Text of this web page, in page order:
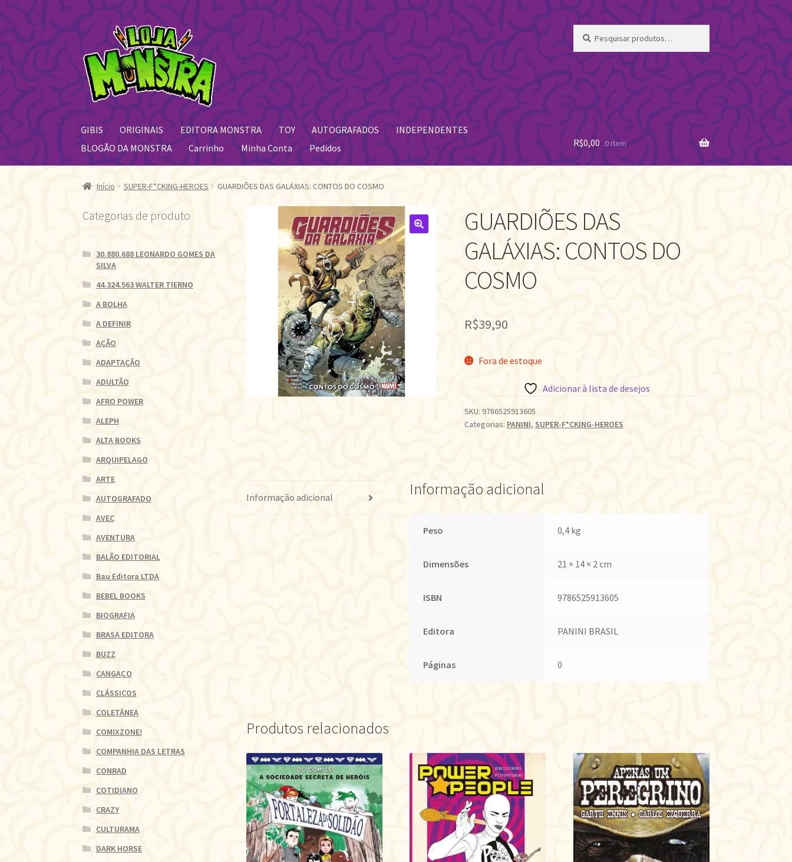
Pular
para
navegação
Pular
para
o
conteúdo
por:
GIBIS ORIGINAIS EDITORA MONSTRA TOY AUTOGRAFADOS
INDEPENDENTES
BLOGÃO DA MONSTRA
Carrinho Minha Conta Pedidos R$0,00 0 item
Início SUPER-F*CKING-HEROES GUARDIÕES DAS GALÁXIAS: CONTOS DO COSMO
GUARDIÕES DAS
GALÁXIAS: CONTOS DO
COSMO
R$39,90
Fora de estoque
Adicionar à lista de desejos
SKU: 9786525913605
Categorias: PANINI, SUPER-F*CKING-HEROES
Informação adicional Informação adicional
Peso 0,4 kg
Dimensões 21 × 14 × 2 cm
ISBN 9786525913605
Editora PANINI BRASIL
Páginas 0
Produtos relacionados
Categorias de produto
30.880.688 LEONARDO GOMES DA
SILVA
44.324.563 WALTER TIERNO
A BOLHA
A DEFINIR
AÇÃO
ADAPTAÇÃO
ADULTÃO
AFRO POWER
ALEPH
ALTA BOOKS
ARQUIPELAGO
ARTE
AUTOGRAFADO
AVEC
AVENTURA
BALÃO EDITORIAL
Bau Editora LTDA
BEBEL BOOKS
BIOGRAFIA
BRASA EDITORA
BUZZ
CANGAÇO
CLÁSSICOS
COLETÂNEA
COMIXZONE!
COMPANHIA DAS LETRAS
CONRAD
COTIDIANO
CRAZY
CULTURAMA
DARK HORSE